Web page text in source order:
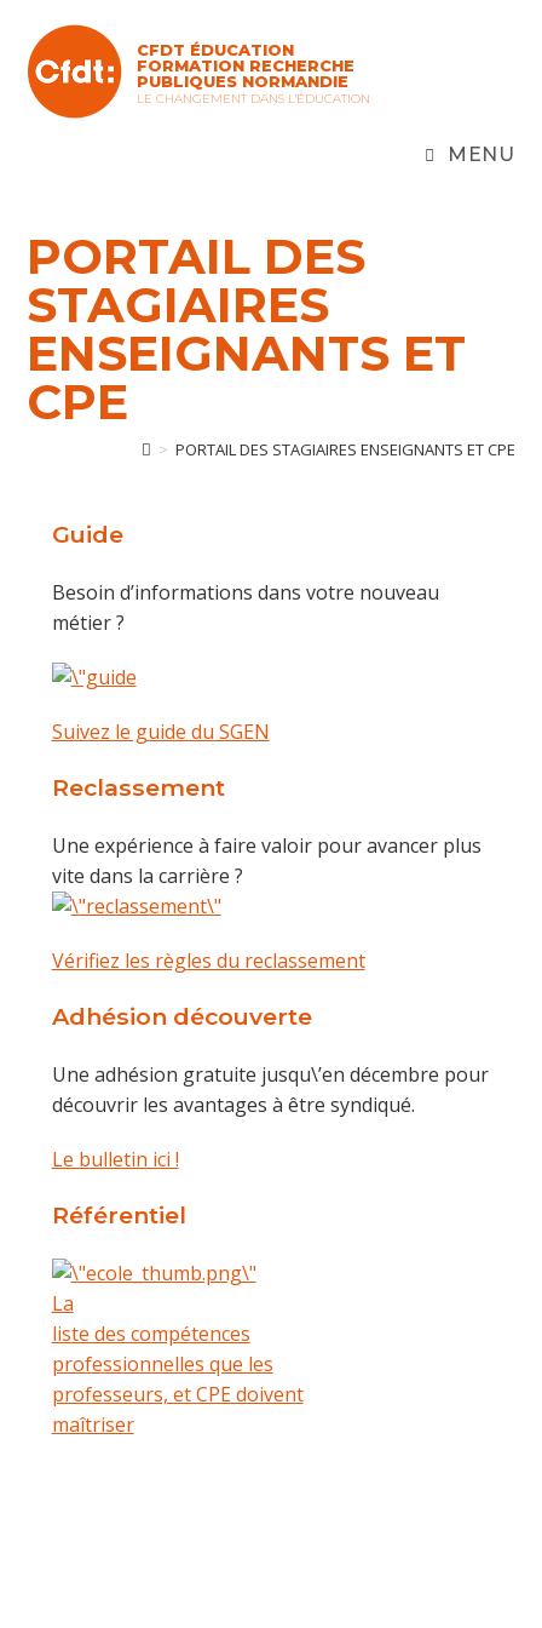
content
CFDT ÉDUCATION
FORMATION RECHERCHE
PUBLIQUES NORMANDIE
LE CHANGEMENT DANS L'ÉDUCATION
MENU
PORTAIL DES
STAGIAIRES
ENSEIGNANTS ET
CPE
> PORTAIL DES STAGIAIRES ENSEIGNANTS ET CPE
Guide
Besoin d’informations dans votre nouveau
métier ?
Suivez le guide du SGEN
Reclassement
Une expérience à faire valoir pour avancer plus
vite dans la carrière ?
Vérifiez les règles du reclassement
Adhésion découverte
Une adhésion gratuite jusqu\’en décembre pour
découvrir les avantages à être syndiqué.
Le bulletin ici !
Référentiel
La
liste des com­pé­tences
pro­fes­sion­nelles que les
pro­fes­seurs, et CPE doivent
maî­triser